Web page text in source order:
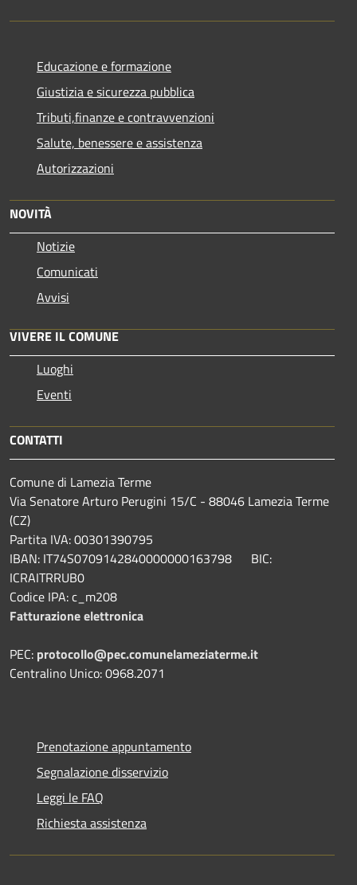
Educazione e formazione
Giustizia e sicurezza pubblica
Tributi,finanze e contravvenzioni
Salute, benessere e assistenza
Autorizzazioni
NOVITÀ
Notizie
Comunicati
Avvisi
VIVERE IL COMUNE
Luoghi
Eventi
CONTATTI
Comune di Lamezia Terme
Via Senatore Arturo Perugini 15/C - 88046 Lamezia Terme
(CZ)
Partita IVA: 00301390795
IBAN: IT74S0709142840000000163798 BIC:
ICRAITRRUB0
Codice IPA: c_m208
Fatturazione elettronica
PEC: protocollo@pec.comunelameziaterme.it
Centralino Unico: 0968.2071
Prenotazione appuntamento
Segnalazione disservizio
Leggi le FAQ
Richiesta assistenza